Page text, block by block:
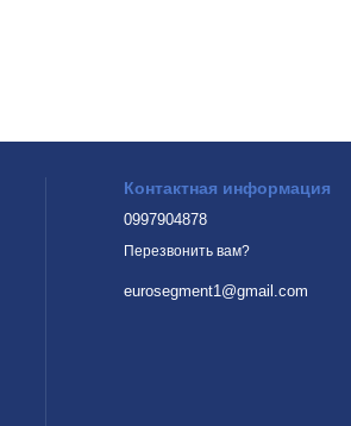
Контактная информация
0997904878
Перезвонить вам?
eurosegment1@gmail.com